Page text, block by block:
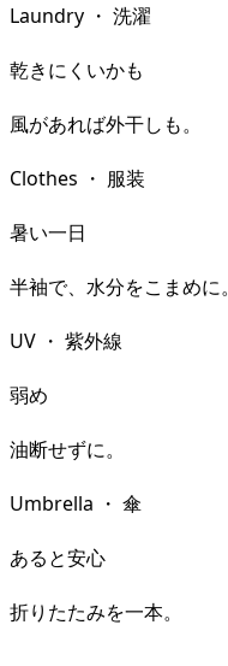
Laundry ・ 洗濯
乾きにくいかも
風があれば外干しも。
Clothes ・ 服装
暑い一日
半袖で、水分をこまめに。
UV ・ 紫外線
弱め
油断せずに。
Umbrella ・ 傘
あると安心
折りたたみを一本。